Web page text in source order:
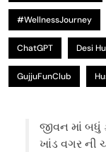
#WellnessJourney
ChatGPT Desi
GujjuFunClub
જીવન માં બધું
ખાંડ વગર ની